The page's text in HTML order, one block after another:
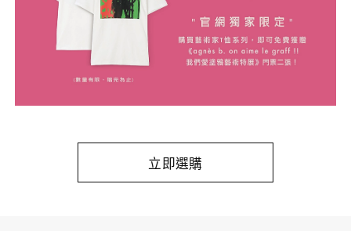
立即選購